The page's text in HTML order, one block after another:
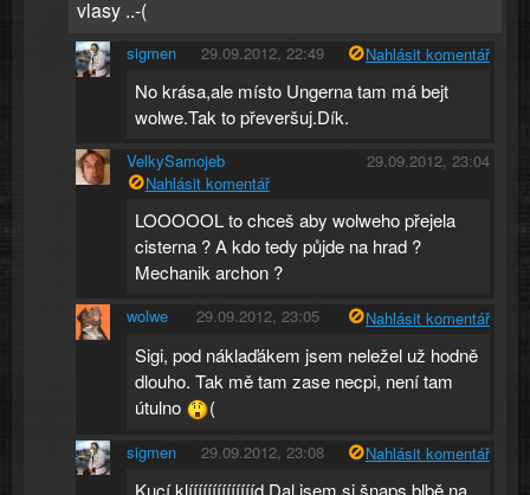
vlasy ..-(
sigmen 29.09.2012, 22:49 Nahlásit komentář
No krása,ale místo Ungerna tam má bejt
wolwe.Tak to převeršuj.Dík.
VelkySamojeb
29.09.2012, 23:04
Nahlásit komentář
LOOOOOL to chceš aby wolweho přejela
cisterna ? A kdo tedy půjde na hrad ?
Mechanik archon ?
wolwe 29.09.2012, 23:05 Nahlásit komentář
Sigi, pod náklaďákem jsem neležel už hodně
dlouho. Tak mě tam zase necpi, není tam
útulno
(
sigmen 29.09.2012, 23:08 Nahlásit komentář